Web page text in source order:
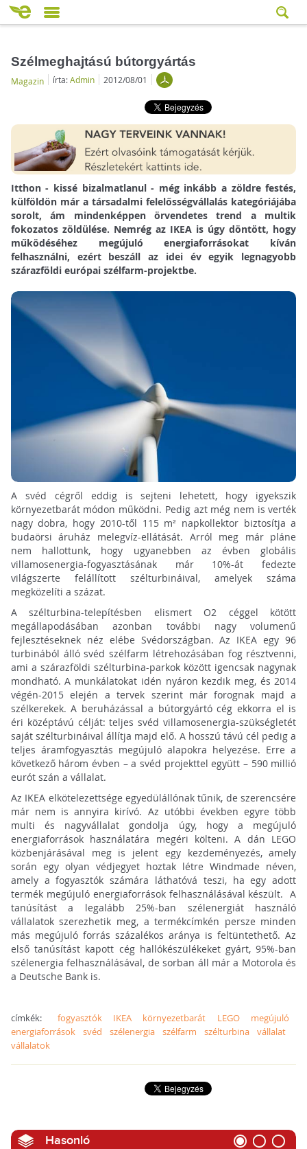
Szélmeghajtású bútorgyártás
Magazin írta:Admin 2012/08/01
Itthon - kissé bizalmatlanul - még inkább a zöldre festés,
külföldön már a társadalmi felelősségvállalás kategóriájába
sorolt, ám mindenképpen örvendetes trend a multik
fokozatos zöldülése. Nemrég az IKEA is úgy döntött, hogy
működéséhez megújuló energiaforrásokat kíván
felhasználni, ezért beszáll az idei év egyik legnagyobb
szárazföldi európai szélfarm-projektbe.
A svéd cégről eddig is sejteni lehetett, hogy igyekszik
környezetbarát módon működni. Pedig azt még nem is verték
nagy dobra, hogy 2010-től 115 m² napkollektor biztosítja a
budaörsi áruház melegvíz-ellátását. Arról meg már pláne
nem hallottunk, hogy ugyanebben az évben globális
villamosenergia-fogyasztásának már 10%-át fedezte
világszerte felállított szélturbináival, amelyek száma
megközelíti a százat.
A szélturbina-telepítésben elismert O2 céggel kötött
megállapodásában azonban további nagy volumenű
fejlesztéseknek néz elébe Svédországban. Az IKEA egy 96
turbinából álló svéd szélfarm létrehozásában fog résztvenni,
ami a szárazföldi szélturbina-parkok között igencsak nagynak
mondható. A munkálatokat idén nyáron kezdik meg, és 2014
végén-2015 elején a tervek szerint már forognak majd a
szélkerekek. A beruházással a bútorgyártó cég ekkorra el is
éri középtávú célját: teljes svéd villamosenergia-szükségletét
saját szélturbináival állítja majd elő. A hosszú távú cél pedig a
teljes áramfogyasztás megújuló alapokra helyezése. Erre a
következő három évben – a svéd projekttel együtt – 590 millió
eurót szán a vállalat.
Az IKEA elkötelezettsége egyedülállónak tűnik, de szerencsére
már nem is annyira kirívó. Az utóbbi években egyre több
multi és nagyvállalat gondolja úgy, hogy a megújuló
energiaforrások használatára megéri költeni. A dán LEGO
közbenjárásával meg is jelent egy kezdeményezés, amely
során egy olyan védjegyet hoztak létre Windmade néven,
amely a fogyasztók számára láthatóvá teszi, ha egy adott
termék megújuló energiaforrások felhasználásával készült. A
tanúsítást a legalább 25%-ban szélenergiát használó
vállalatok szerezhetik meg, a termékcímkén persze minden
más megújuló forrás százalékos aránya is feltüntethető. Az
első tanúsítást kapott cég hallókészülékeket gyárt, 95%-ban
szélenergia felhasználásával, de sorban áll már a Motorola és
a Deutsche Bank is.
címkék: fogyasztók IKEA környezetbarát LEGO
megújuló
energiaforrások
svéd szélenergia szélfarm szélturbina
vállalat
vállalatok
Hasonló